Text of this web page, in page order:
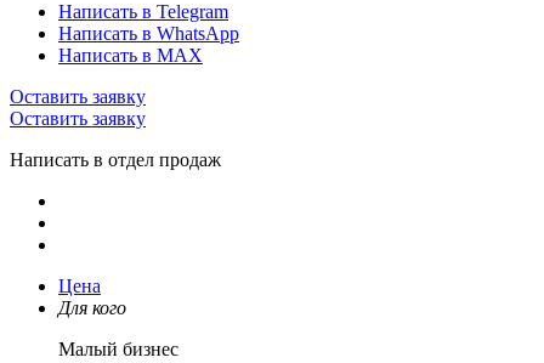
Написать в Telegram
Написать в WhatsApp
Написать в MAX
Оставить заявку
Оставить заявку
Написать в отдел продаж
Цена
Для кого
Малый бизнес